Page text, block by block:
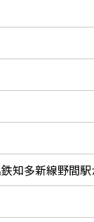
知多新線野間